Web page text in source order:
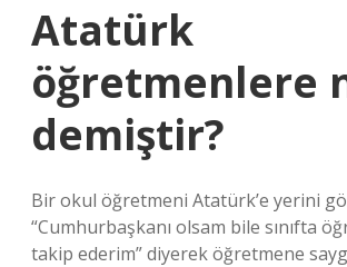
Atatürk
öğretmenlere
demiştir?
Bir okul öğretmeni Atatürk’e yerini
“Cumhurbaşkanı olsam bile sınıfta
takip ederim” diyerek öğretmene